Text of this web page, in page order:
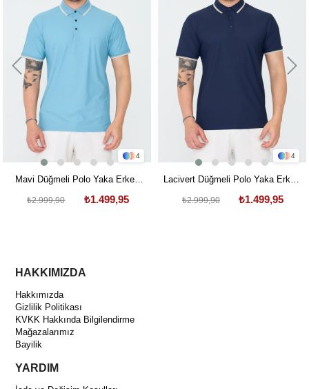
4
Mavi Düğmeli Polo Yaka Erkek
₺1.499,95
₺2.999,90
4
Lacivert Düğmeli Polo Yaka Erkek
₺1.499,95
₺2.999,90
HAKKIMIZDA
Hakkımızda
Gizlilik Politikası
KVKK Hakkında Bilgilendirme
Mağazalarımız
Bayilik
YARDIM